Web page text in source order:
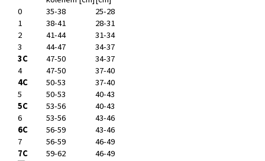
0
35-38
25-28
1
38-41
28-31
2
41-44
31-34
3
44-47
34-37
3C
47-50
34-37
4
47-50
37-40
4C
50-53
37-40
5
50-53
40-43
5C
53-56
40-43
6
53-56
43-46
6C
56-59
43-46
7
56-59
46-49
7C
59-62 46-49